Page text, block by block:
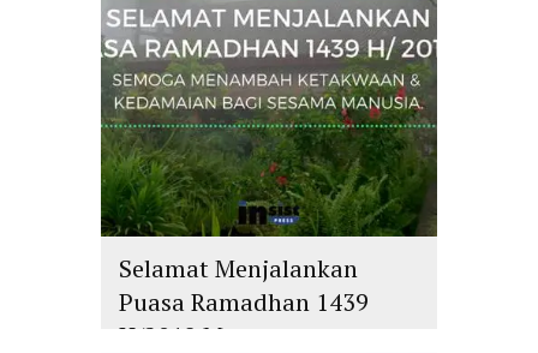
Selamat Menjalankan
Puasa Ramadhan 1439
H/2018 M